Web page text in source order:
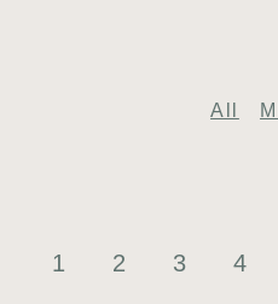
All
1 2 3 4